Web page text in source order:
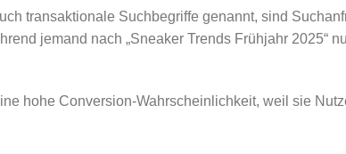
transaktionale Suchbegriffe genannt, sind
jemand nach „Sneaker Trends Frühjahr 2025“
hohe Conversion-Wahrscheinlichkeit, weil sie